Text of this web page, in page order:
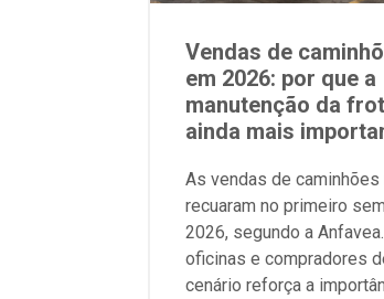
Vendas de
em 2026: por que a
manutenção da
ainda mais
As vendas de caminhões
recuaram no primeiro
2026, segundo a
oficinas e compradores
cenário reforça a